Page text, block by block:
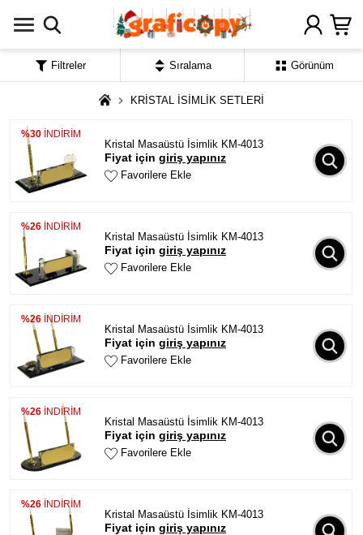
KRİSTAL İSİMLİK SETLERİ
%30 İNDİRİM
Kristal Masaüstü İsimlik KM-4013
Fiyat için giriş yapınız
Favorilere Ekle
%26 İNDİRİM
Kristal Masaüstü İsimlik KM-4013
Fiyat için giriş yapınız
Favorilere Ekle
%26 İNDİRİM
Kristal Masaüstü İsimlik KM-4013
Fiyat için giriş yapınız
Favorilere Ekle
%26 İNDİRİM
Kristal Masaüstü İsimlik KM-4013
Fiyat için giriş yapınız
Favorilere Ekle
%26 İNDİRİM
Kristal Masaüstü İsimlik KM-4013
Fiyat için giriş yapınız
Filtreler Sıralama Görünüm